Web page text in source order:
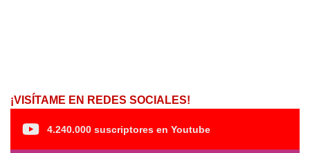
¡VISÍTAME EN REDES SOCIALES!
4.240.000 suscriptores en Youtube